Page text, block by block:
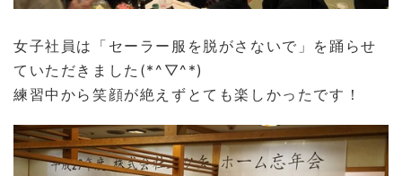
女子社員は「セーラー服を脱がさないで」を踊らせ
ていただきました(*^▽^*)
練習中から笑顔が絶えずとても楽しかったです！